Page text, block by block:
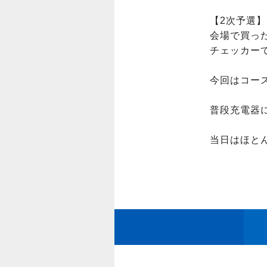
【2次予選】
会場で買っ
チェッカー
今回はコー
普段充電器
当日はほと